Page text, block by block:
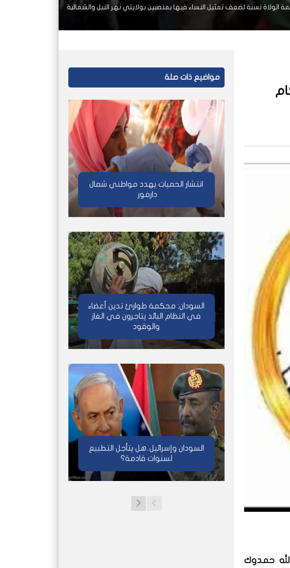
الولاة نسبة لضعف تمثيل النساء فيها بمنصبين بولايتي نهر النيل والشمالية
حمدوك
مواضيع ذات صلة
انتشار الحميات يهدد مواطني شمال
دارفور
السودان: محكمة طوارئ تدين أعضاء
في النظام البائد يتاجرون في الغاز
والوقود
السودان وإسرائيل..هل يتأجل التطبيع
لسنوات قادمة؟